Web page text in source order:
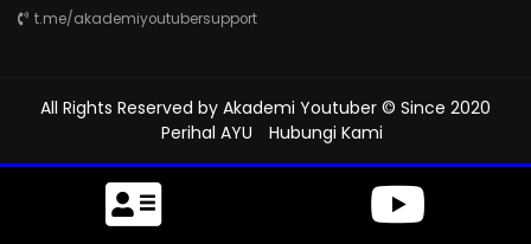
t.me/akademiyoutubersupport
All Rights Reserved by Akademi Youtuber © Since 2020
Perihal AYU
Hubungi Kami